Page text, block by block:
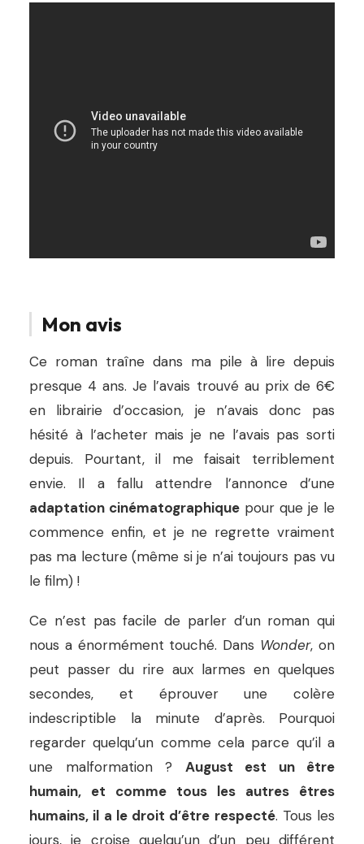
Mon avis
Ce roman traîne dans ma pile à lire depuis
presque 4 ans. Je l’avais trouvé au prix de 6€
en librairie d’occasion, je n’avais donc pas
hésité à l’acheter mais je ne l’avais pas sorti
depuis. Pourtant, il me faisait terriblement
envie. Il a fallu attendre l’annonce d’une
adaptation cinématographique pour que je le
commence enfin, et je ne regrette vraiment
pas ma lecture (même si je n’ai toujours pas vu
le film) !
Ce n’est pas facile de parler d’un roman qui
nous a énormément touché. Dans Wonder, on
peut passer du rire aux larmes en quelques
secondes, et éprouver une colère
indescriptible la minute d’après. Pourquoi
regarder quelqu’un comme cela parce qu’il a
une malformation ? August est un être
humain, et comme tous les autres êtres
humains, il a le droit d’être respecté. Tous les
jours, je croise quelqu’un d’un peu différent